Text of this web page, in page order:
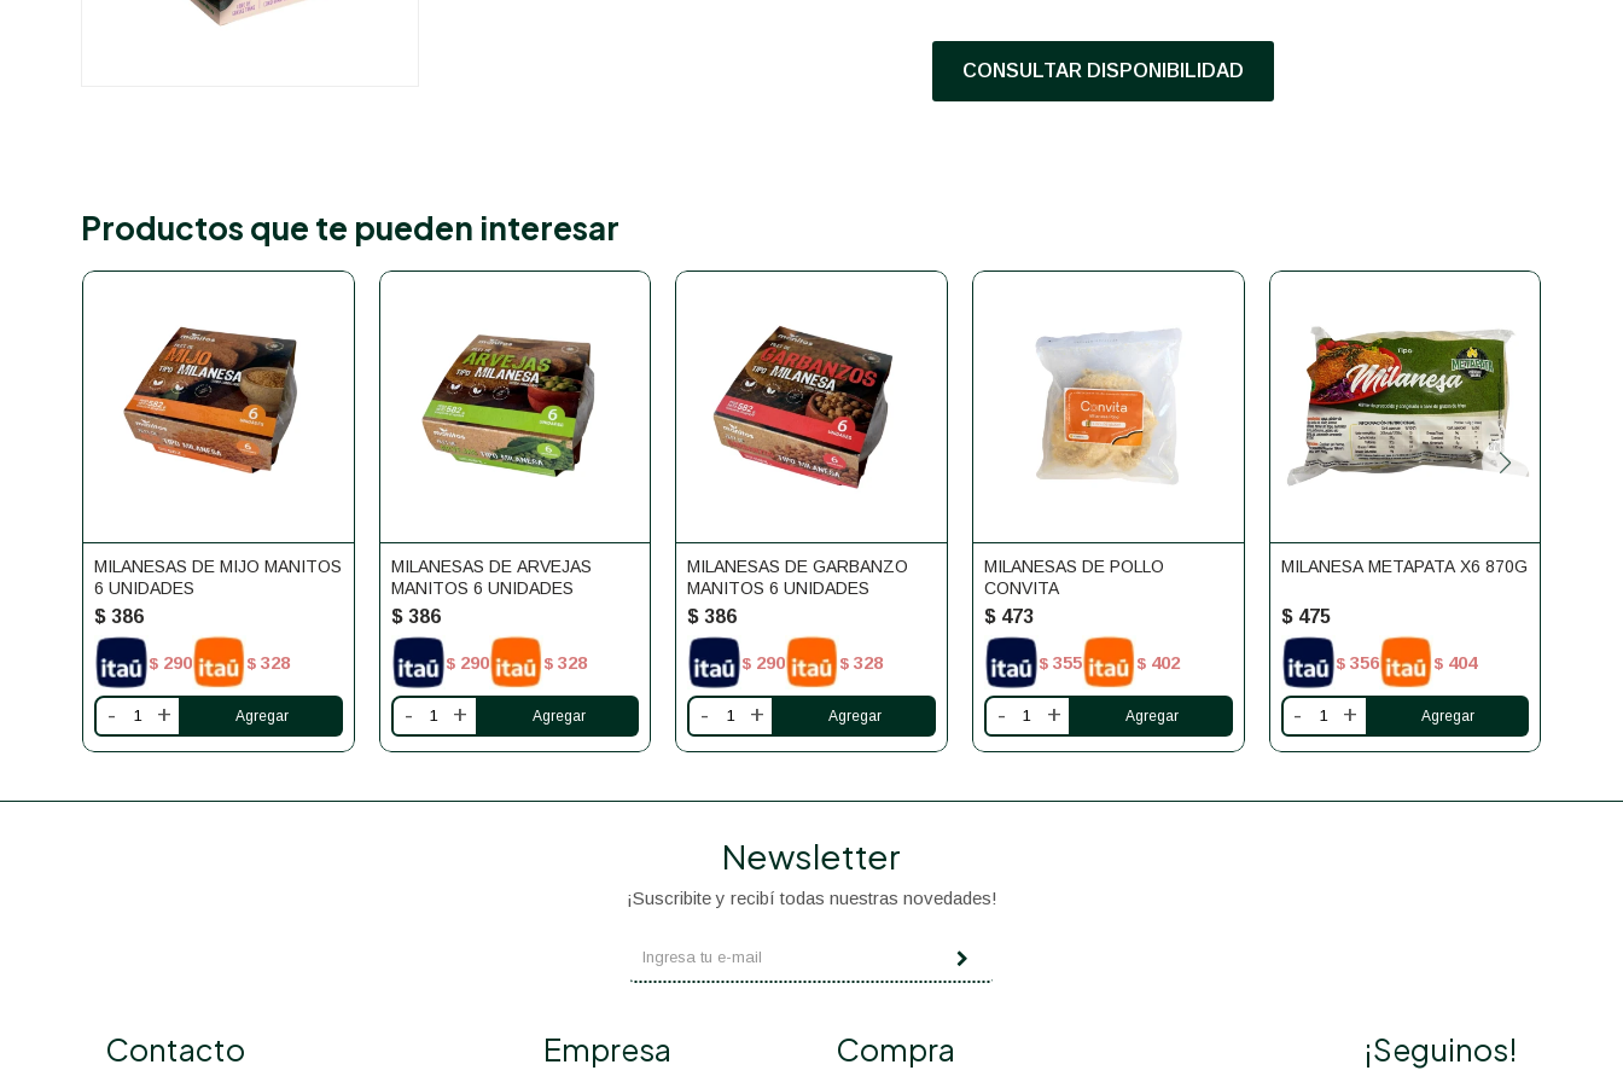
CONSULTAR DISPONIBILIDAD
Productos que te pueden interesar
MILANESAS DE MIJO MANITOS
6 UNIDADES
$ 386
$ 290 $ 328
- +
MILANESAS DE ARVEJAS
MANITOS 6 UNIDADES
$ 386
$ 290 $ 328
- +
MILANESAS DE GARBANZO
MANITOS 6 UNIDADES
$ 386
$ 290 $ 328
- +
MILANESAS DE POLLO
CONVITA
$ 473
$ 355 $ 402
- +
MILANESA METAPATA X6 870G
$ 475
$ 356 $ 404
- +
Contacto Empresa Compra
Newsletter
¡Suscribite y recibí todas nuestras novedades!
¡Seguinos!